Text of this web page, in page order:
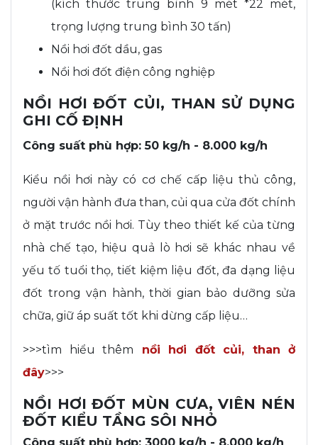
(kích thước trung bình 9 mét *22 mét,
trọng lượng trung bình 30 tấn)
Nồi hơi đốt dầu, gas
Nồi hơi đốt điện công nghiệp
NỒI HƠI ĐỐT CỦI, THAN SỬ DỤNG
GHI CỐ ĐỊNH
Công suất phù hợp: 50 kg/h - 8.000 kg/h
Kiểu nồi hơi này có cơ chế cấp liệu thủ công,
người vận hành đưa than, củi qua cửa đốt chính
ở mặt trước nồi hơi. Tùy theo thiết kế của từng
nhà chế tạo, hiệu quả lò hơi sẽ khác nhau về
yếu tố tuổi thọ, tiết kiệm liệu đốt, đa dạng liệu
đốt trong vận hành, thời gian bảo dưỡng sửa
chữa, giữ áp suất tốt khi dừng cấp liệu…
>>>tìm hiểu thêm
nồi hơi đốt củi, than ở
đây>>>
NỒI HƠI ĐỐT MÙN CƯA, VIÊN NÉN
ĐỐT KIỂU TẦNG SÔI NHỎ